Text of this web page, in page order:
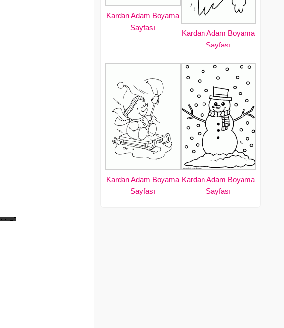
Kardan Adam Boyama
Sayfası
Kardan Adam Boyama
Sayfası
Kardan Adam Boyama
Sayfası
Kardan Adam Boyama
Sayfası